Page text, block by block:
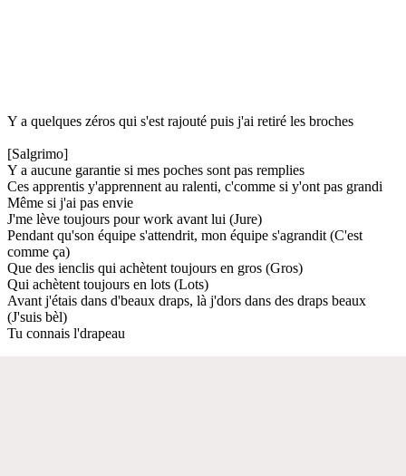
Y a quelques zéros qui s'est rajouté puis j'ai retiré les broches
[Salgrimo]
Y a aucune garantie si mes poches sont pas remplies
Ces apprentis y'apprennent au ralenti, c'comme si y'ont pas grandi
Même si j'ai pas envie
J'me lève toujours pour work avant lui (Jure)
Pendant qu'son équipe s'attendrit, mon équipe s'agrandit (C'est
comme ça)
Que des ienclis qui achètent toujours en gros (Gros)
Qui achètent toujours en lots (Lots)
Avant j'étais dans d'beaux draps, là j'dors dans des draps beaux
(J'suis bèl)
Tu connais l'drapeau